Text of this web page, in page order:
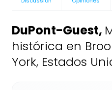
DuPont-Guest,
histórica en
York, Estados